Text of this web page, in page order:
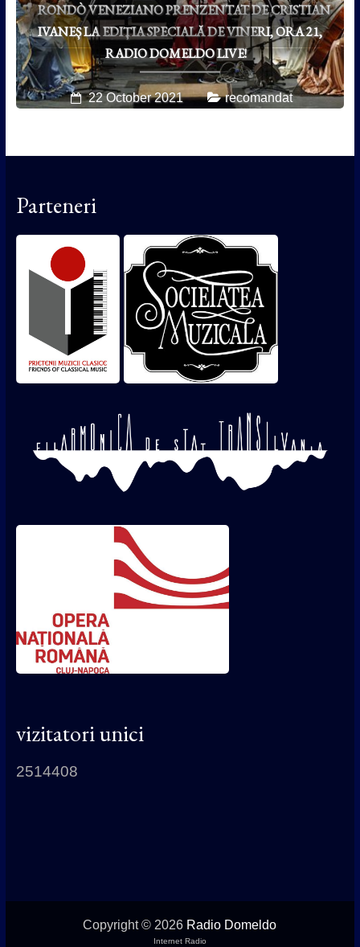
RONDÒ VENEZIANO PRENZENTAT DE CRISTIAN
IVANEȘ LA EDIȚIA SPECIALĂ DE VINERI, ORA 21,
RADIO DOMELDO LIVE!
22 October 2021 recomandat
Parteneri
vizitatori unici
2514408
Copyright © 2026 Radio Domeldo
Internet Radio